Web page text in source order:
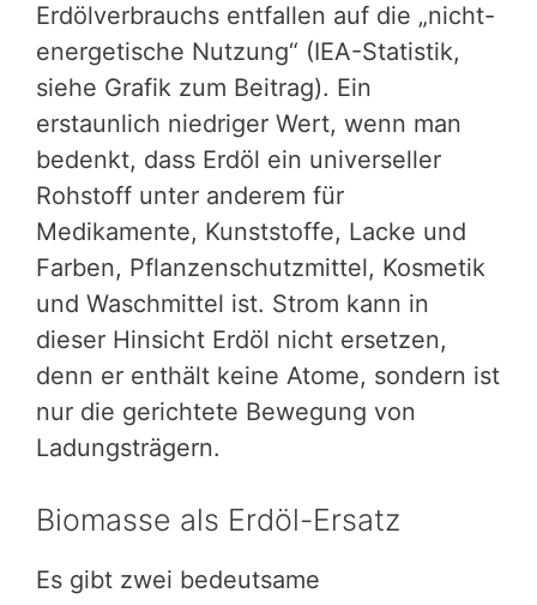
Erdölverbrauchs entfallen auf die „nicht-
energetische Nutzung“ (IEA-Statistik,
siehe Grafik zum Beitrag). Ein
erstaunlich niedriger Wert, wenn man
bedenkt, dass Erdöl ein universeller
Rohstoff unter anderem für
Medikamente, Kunststoffe, Lacke und
Farben, Pflanzenschutzmittel, Kosmetik
und Waschmittel ist. Strom kann in
dieser Hinsicht Erdöl nicht ersetzen,
denn er enthält keine Atome, sondern ist
nur die gerichtete Bewegung von
Ladungsträgern.
Biomasse als Erdöl-Ersatz
Es gibt zwei bedeutsame